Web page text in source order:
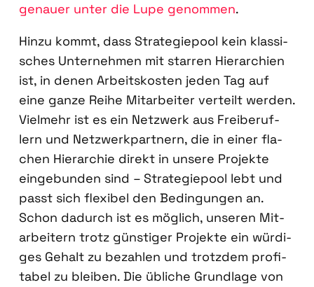
genau­er unter die Lupe genom­men.
Hin­zu kommt, dass Stra­te­gie­pool kein klas­si­
sches Unter­neh­men mit star­ren Hier­ar­chien
ist, in denen Arbeits­kos­ten jeden Tag auf
eine gan­ze Rei­he Mit­ar­bei­ter ver­teilt wer­den.
Viel­mehr ist es ein Netz­werk aus Frei­be­ruf­
lern und Netz­werk­part­nern, die in einer fla­
chen Hier­ar­chie direkt in unse­re Pro­jek­te
ein­ge­bun­den sind – Stra­te­gie­pool lebt und
passt sich fle­xi­bel den Bedin­gun­gen an.
Schon dadurch ist es mög­lich, unse­ren Mit­
ar­bei­tern trotz güns­ti­ger Pro­jek­te ein wür­di­
ges Gehalt zu bezah­len und trotz­dem pro­fi­
ta­bel zu blei­ben. Die übli­che Grund­la­ge von